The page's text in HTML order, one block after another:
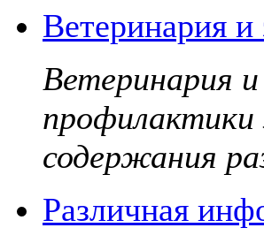
Ветеринария и
Ветеринария
профилактики
содержания
Различная